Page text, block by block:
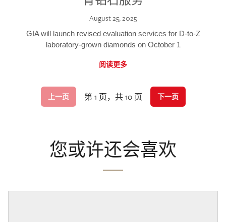
August 25, 2025
GIA will launch revised evaluation services for D-to-Z
laboratory-grown diamonds on October 1
阅读更多
上一页 第 1 页，共 10 页 下一页
您或许还会喜欢